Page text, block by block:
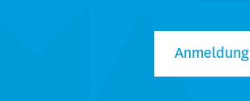
Anmeldung